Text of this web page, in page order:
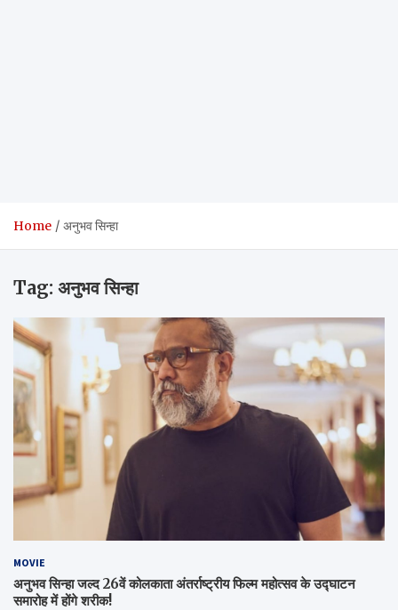
Home अनुभव सिन्हा
Tag: अनुभव सिन्हा
MOVIE
अनुभव सिन्हा जल्द 26वें कोलकाता अंतर्राष्ट्रीय फिल्म महोत्सव के उद्घाटन
समारोह में होंगे शरीक!